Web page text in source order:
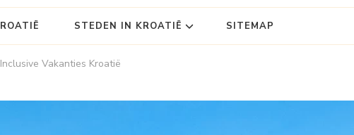
STEDEN IN KROATIË SITEMAP
Vakanties Kroatië